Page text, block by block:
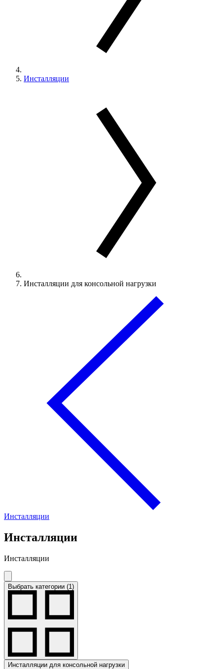
Инсталляции
Инсталляции для консольной нагрузки
Инсталляции
Инсталляции
Инсталляции
Выбрать категории (1)
Инсталляции для консольной нагрузки